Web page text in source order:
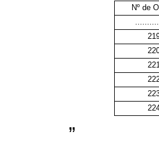
Nº de
221
”